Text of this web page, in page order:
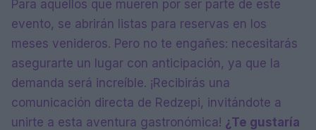
Para aquellos que mueren por ser parte de este
evento, se abrirán listas para reservas en los
meses venideros. Pero no te engañes: necesitarás
asegurarte un lugar con anticipación, ya que la
demanda será increíble. ¡Recibirás una
comunicación directa de Redzepi, invitándote a
unirte a esta aventura gastronómica! ¿Te gustaría